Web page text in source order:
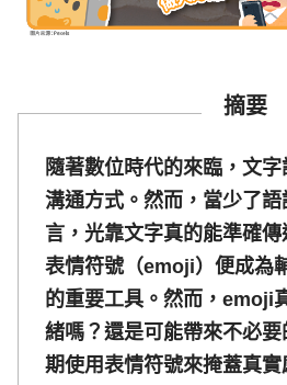
摘要
隨著數位時代的來臨，文
溝通方式。然而，當少了
言，光靠文字真的能準確傳
表情符號（emoji）便成為
的重要工具。然而，emoji
緒嗎？還是可能帶來不必
期使用表情符號來掩蓋真